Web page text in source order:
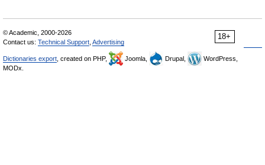
18+
© Academic, 2000-2026
Contact us: Technical Support Advertising
Dictionaries export , created on PHP, Joomla, Drupal,
WordPress,
MODx.